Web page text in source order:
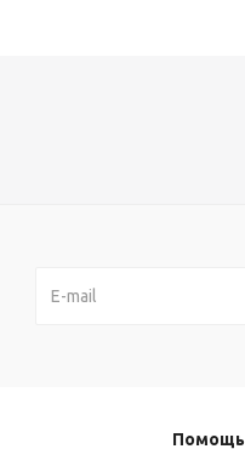
Помощь